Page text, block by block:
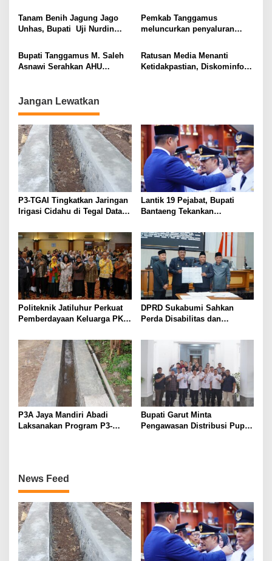
Berikan Bantuan Bahan
Pokok
Diisi Khitan Gratis
Tanam Benih Jagung Jago
Unhas, Bupati Uji Nurdin
Sejahtera
Pemkab Tanggamus
meluncurkan penyaluran
pemerintah ( CPP )
Bupati Tanggamus M. Saleh
Asnawi Serahkan AHU
Ratusan Media Menanti
Ketidakpastian, Diskominfo
Jangan Lewatkan
P3-TGAI Tingkatkan Jaringan
Irigasi Cidahu di Tegal Datar
Lantik 19 Pejabat, Bupati
Bantaeng Tekankan
kepada Masyarakat
Politeknik Jatiluhur Perkuat
Pemberdayaan Keluarga PKH
DPRD Sukabumi Sahkan
Perda Disabilitas dan
PPAS 2026
P3A Jaya Mandiri Abadi
Laksanakan Program P3-
Bupati Garut Minta
Pengawasan Distribusi Pupuk
News Feed